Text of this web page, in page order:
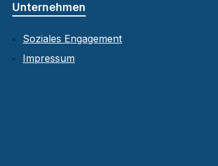
Unternehmen
Soziales Engagement
Impressum